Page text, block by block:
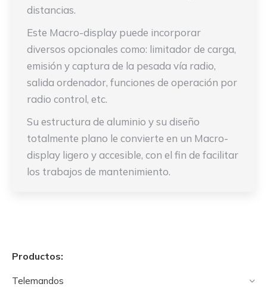
distancias.
Este Macro-display puede incorporar
diversos opcionales como: limitador de carga,
emisión y captura de la pesada vía radio,
salida ordenador, funciones de operación por
radio control, etc.
Su estructura de aluminio y su diseño
totalmente plano le convierte en un Macro-
display ligero y accesible, con el fin de facilitar
los trabajos de mantenimiento.
Productos:
Telemandos